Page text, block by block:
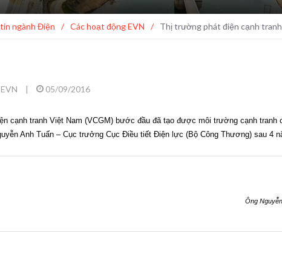
ngành Điện / Các hoạt động EVN / Thị trường phát điện cạnh
| 05/09/2016
cạnh tranh Việt Nam (VCGM) bước đầu đã tạo được môi trường cạnh
Anh Tuấn – Cục trưởng Cục Điều tiết Điện lực (Bộ Công Thương) sau 4
Ông